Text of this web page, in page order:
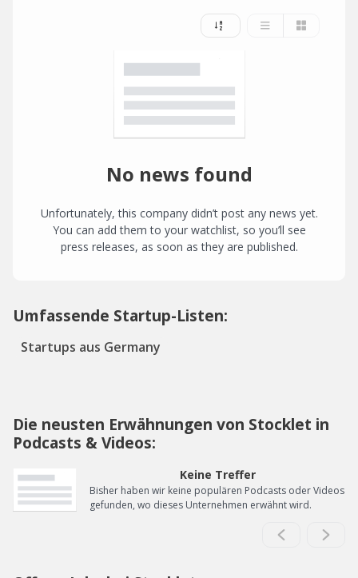
No news found
Unfortunately, this company didn’t post any news yet.
You can add them to your watchlist, so you’ll see
press releases, as soon as they are published.
Umfassende Startup-Listen:
Startups aus Germany
Die neusten Erwähnungen von Stocklet in
Podcasts & Videos:
Keine Treffer
Bisher haben wir keine populären Podcasts oder Videos
gefunden, wo dieses Unternehmen erwähnt wird.